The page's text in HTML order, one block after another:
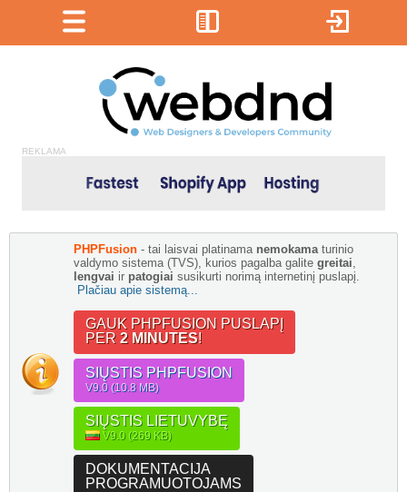
REKLAMA
PHPFusion - tai laisvai platinama nemokama turinio
valdymo sistema (TVS), kurios pagalba galite greitai
lengvai ir patogiai susikurti norimą internetinį puslapį.
Plačiau apie sistemą...
GAUK PHPFUSION PUSLAPĮ
PER 2 MINUTES!
SIŲSTIS PHPFUSION
V9.0 (10.8 MB)
SIŲSTIS LIETUVYBĘ
V9.0 (269 KB)
DOKUMENTACIJA
PROGRAMUOTOJAMS